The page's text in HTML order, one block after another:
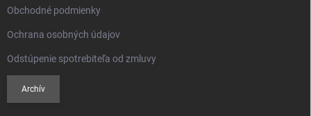
Obchodné podmienky
Ochrana osobných údajov
Odstúpenie spotrebiteľa od zmluvy
Archív